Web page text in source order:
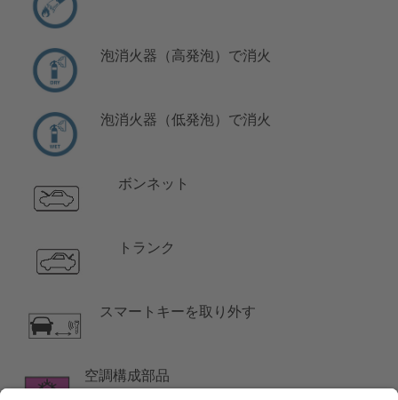
泡消火器（高発泡）で消火
泡消火器（低発泡）で消火
ボンネット
トランク
スマートキーを取り外す
空調構成部品